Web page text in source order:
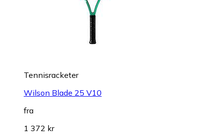
Tennisracketer
Wilson Blade 25 V10
fra
1 372 kr